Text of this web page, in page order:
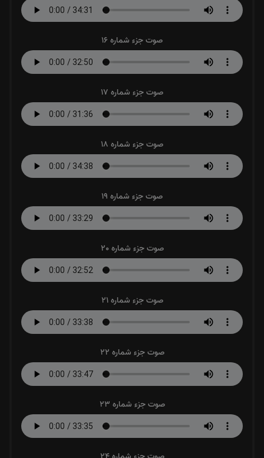
صوت جزء شماره 16
صوت جزء شماره 17
صوت جزء شماره 18
صوت جزء شماره 19
صوت جزء شماره 20
صوت جزء شماره 21
صوت جزء شماره 22
صوت جزء شماره 23